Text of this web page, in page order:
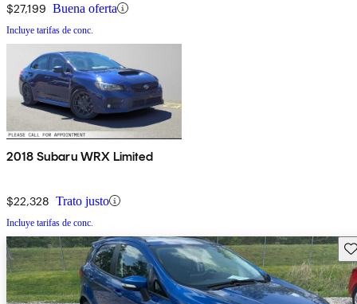
$27,199 Buena oferta
Incluye tarifas de conc.
2018 Subaru WRX Limited
$22,328 Trato justo
Incluye tarifas de conc.